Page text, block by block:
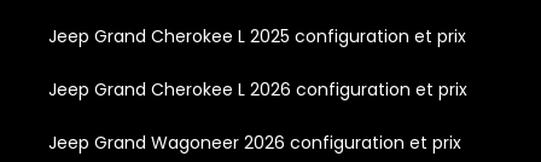
Jeep Grand Cherokee L 2025 configuration et prix
Jeep Grand Cherokee L 2026 configuration et prix
Jeep Grand Wagoneer 2026 configuration et prix